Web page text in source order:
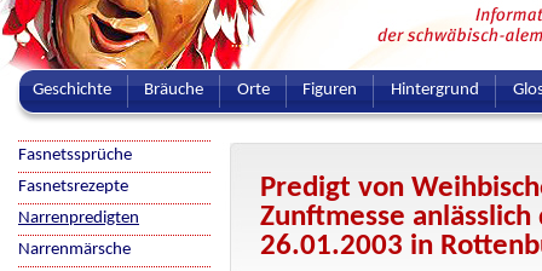
Geschichte Bräuche Orte Figuren Hintergrund
Predigt von
Zunftmesse
26.01.2003 in
Fasnetssprüche
Fasnetsrezepte
Narrenpredigten
Narrenmärsche